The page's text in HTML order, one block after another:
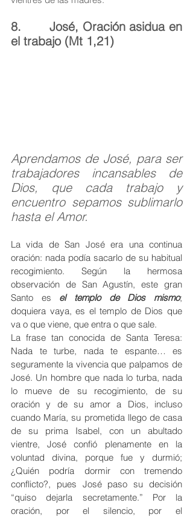
8.       José, Oración asidua en
el trabajo (Mt 1,21)
Aprendamos de José, para ser
trabajadores incansables de
Dios, que cada trabajo y
encuentro sepamos sublimarlo
hasta el Amor.
La vida de San José era una continua
oración: nada podía sacarlo de su habitual
recogimiento. Según la hermosa
observación de San Agustín, este gran
Santo es el templo de Dios mismo;
doquiera vaya, es el templo de Dios que
va o que viene, que entra o que sale.
La frase tan conocida de Santa Teresa:
Nada te turbe, nada te espante… es
seguramente la vivencia que palpamos de
José. Un hombre que nada lo turba, nada
lo mueve de su recogimiento, de su
oración y de su amor a Dios, incluso
cuando María, su prometida llego de casa
de su prima Isabel, con un abultado
vientre, José confió plenamente en la
voluntad divina, porque fue y durmió;
¿Quién podría dormir con tremendo
conflicto?, pues José paso su decisión
“quiso dejarla secretamente.” Por la
oración, por el silencio, por el